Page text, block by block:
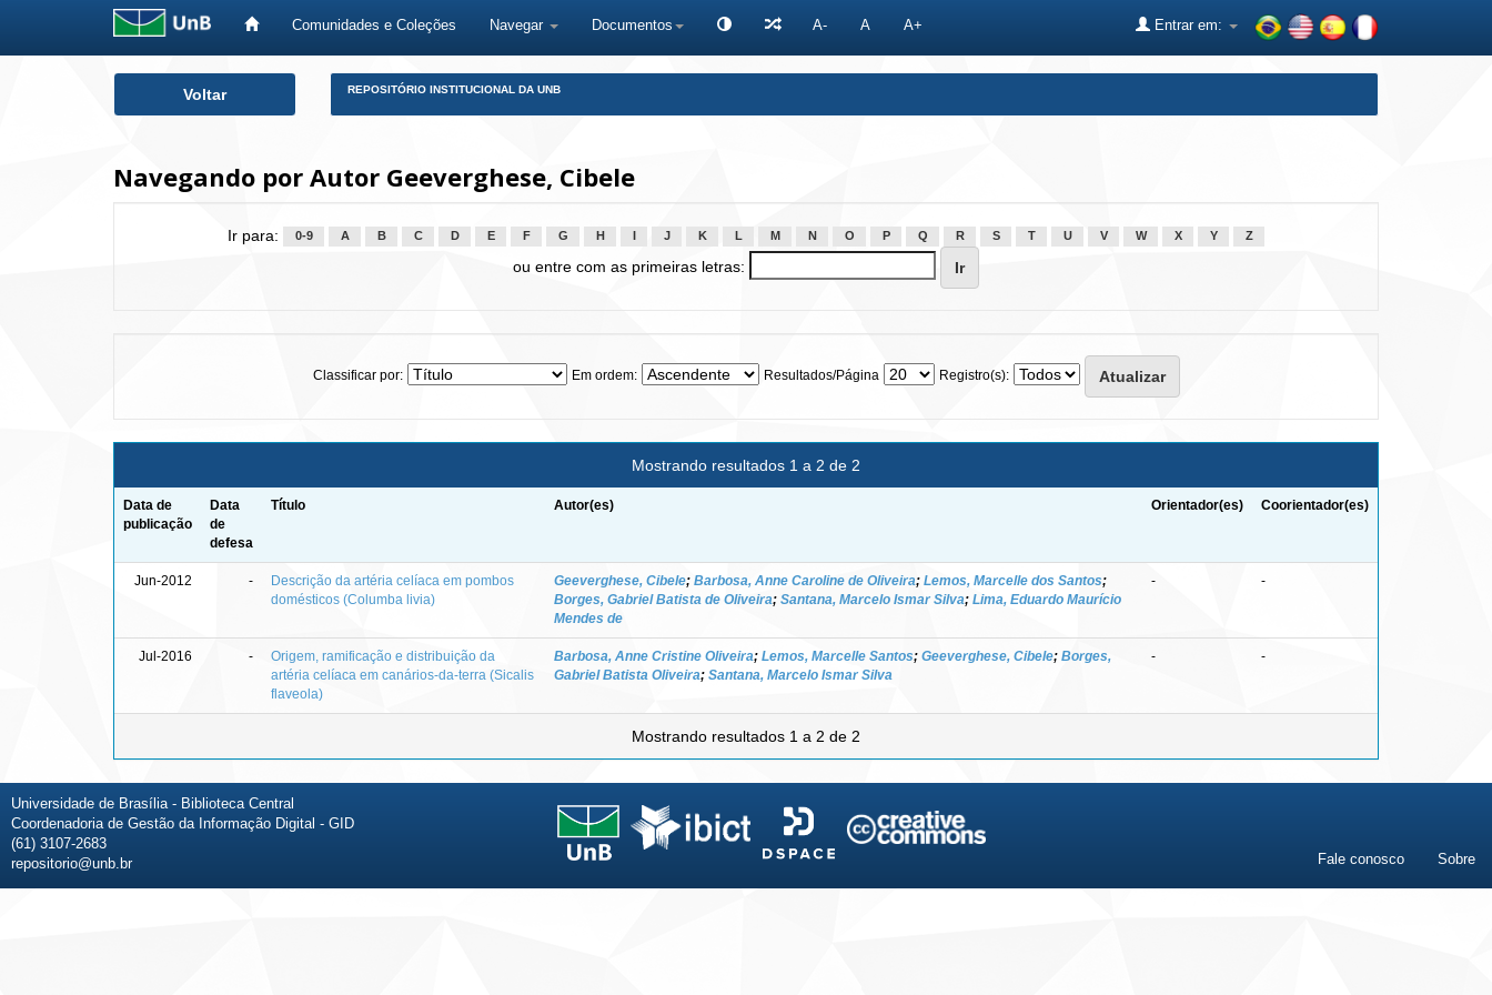
Comunidades e Coleções Navegar Documentos A- A A+ Entrar em:
Voltar REPOSITÓRIO INSTITUCIONAL DA UNB
Navegando por Autor Geeverghese, Cibele
Ir para: 0-9 A B C D E F G H J K L M N O P Q R S T U V W X Y Z
ou entre com as primeiras letras:
Classificar por: Em ordem: Resultados/Página Registro(s):
Mostrando resultados 1 a 2 de 2
Data de
publicação
Data
de
defesa
Título Autor(es) Orientador(es) Coorientador(es)
Jun-2012 -
Descrição da artéria celíaca em pombos
domésticos (Columba livia)
Geeverghese, Cibele; Barbosa, Anne Caroline de Oliveira; Lemos, Marcelle dos Santos;
Borges, Gabriel Batista de Oliveira; Santana, Marcelo Ismar Silva; Lima, Eduardo Maurício
Mendes de
- -
Jul-2016 -
Origem, ramificação e distribuição da
artéria celíaca em canários-da-terra (Sicalis
flaveola)
Barbosa, Anne Cristine Oliveira; Lemos, Marcelle Santos; Geeverghese, Cibele; Borges,
Gabriel Batista Oliveira; Santana, Marcelo Ismar Silva
- -
Mostrando resultados 1 a 2 de 2
Universidade de Brasília - Biblioteca Central
Coordenadoria de Gestão da Informação Digital - GID
(61) 3107-2683
repositorio@unb.br
Fale conosco Sobre